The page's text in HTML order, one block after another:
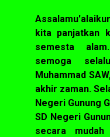
kita panjatkan
semesta
semoga
Muhammad
akhir zaman.
Negeri Gunung
SD Negeri
secara